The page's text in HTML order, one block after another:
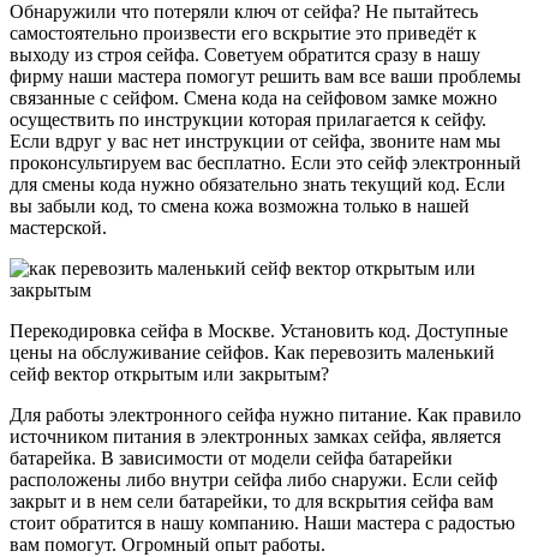
Обнаружили что потеряли ключ от сейфа? Не пытайтесь
самостоятельно произвести его вскрытие это приведёт к
выходу из строя сейфа. Советуем обратится сразу в нашу
фирму наши мастера помогут решить вам все ваши проблемы
связанные с сейфом. Смена кода на сейфовом замке можно
осуществить по инструкции которая прилагается к сейфу.
Если вдруг у вас нет инструкции от сейфа, звоните нам мы
проконсультируем вас бесплатно. Если это сейф электронный
для смены кода нужно обязательно знать текущий код. Если
вы забыли код, то смена кожа возможна только в нашей
мастерской.
Перекодировка сейфа в Москве. Установить код. Доступные
цены на обслуживание сейфов. Как перевозить маленький
сейф вектор открытым или закрытым?
Для работы электронного сейфа нужно питание. Как правило
источником питания в электронных замках сейфа, является
батарейка. В зависимости от модели сейфа батарейки
расположены либо внутри сейфа либо снаружи. Если сейф
закрыт и в нем сели батарейки, то для вскрытия сейфа вам
стоит обратится в нашу компанию. Наши мастера с радостью
вам помогут. Огромный опыт работы.